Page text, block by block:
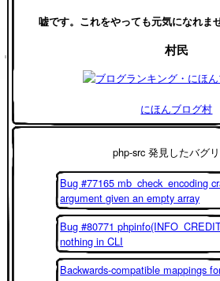
嘘です。これをやっても元気になれま
村民
にほんブログ村
php-src 発見したバグ
Bug #77165 mb_check_encoding
argument given an empty array
Bug #80771
nothing in CLI
Backwards-compatible mappings